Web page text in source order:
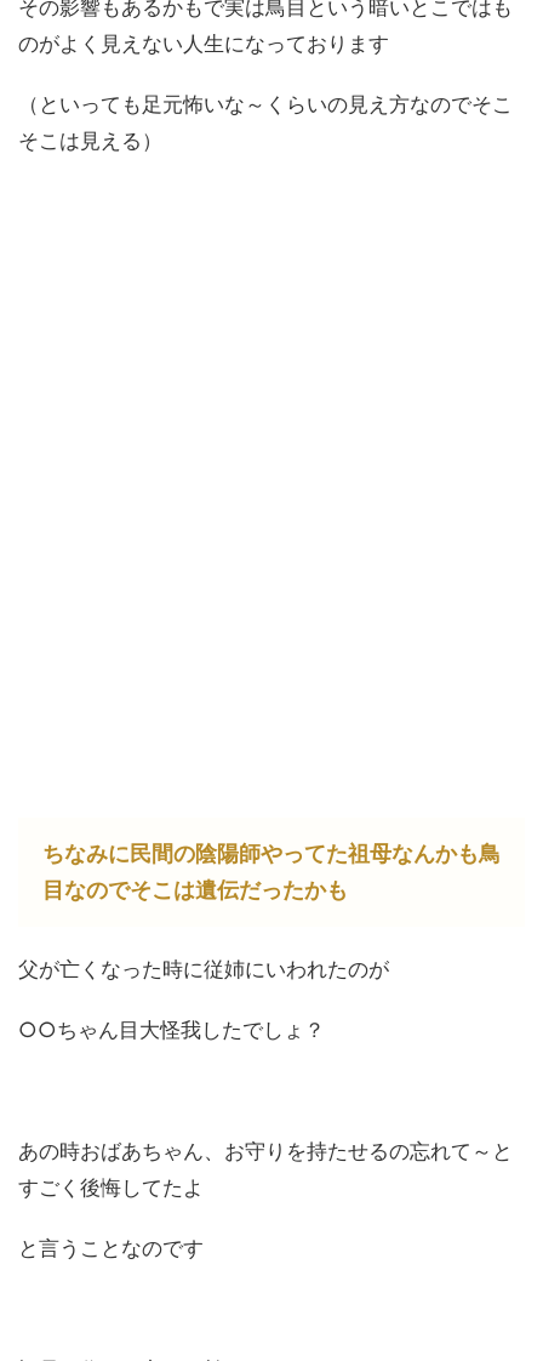
その影響もあるかもで実は鳥目という暗いとこではも
のがよく見えない人生になっております
（といっても足元怖いな～くらいの見え方なのでそこ
そこは見える）
ちなみに民間の陰陽師やってた祖母なんかも鳥
目なのでそこは遺伝だったかも
父が亡くなった時に従姉にいわれたのが
○○ちゃん目大怪我したでしょ？
あの時おばあちゃん、お守りを持たせるの忘れて～と
すごく後悔してたよ
と言うことなのです